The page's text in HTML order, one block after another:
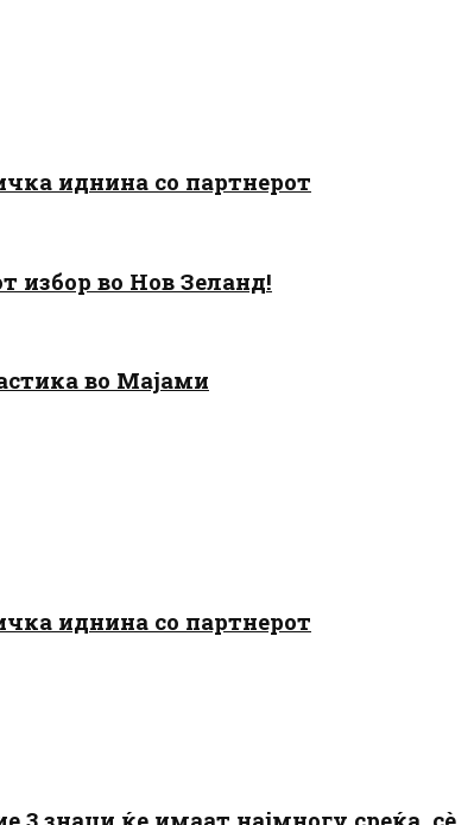
иднина со партнерот
избор во Нов Зеланд!
во Мајами
иднина со партнерот